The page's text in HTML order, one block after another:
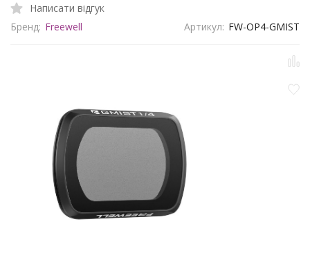
Написати відгук
Бренд: Freewell Артикул: FW-OP4-GMIST